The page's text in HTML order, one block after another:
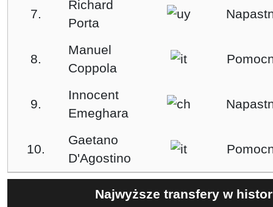
7.
Richard
Porta
8.
Manuel
Coppola
9.
Innocent
Emeghara
10.
Gaetano
D'Agostino
Najwyższe transfery w